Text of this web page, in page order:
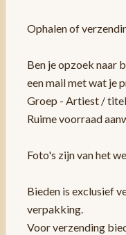
Ophalen of
Ben je opzoek naar
een mail met wat je
Groep - Artiest / titel
Ruime voorraad
Foto's zijn van het
Bieden is exclusief
verpakking.
Voor verzending